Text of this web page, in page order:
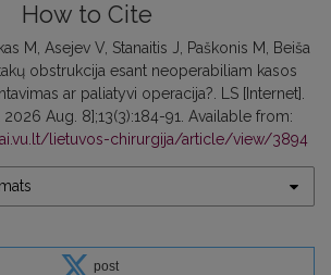
How to Cite
M, Asejev V, Stanaitis J, Paškonis M, Beiša
obstrukcija esant neoperabiliam kasos
ar paliatyvi operacija?. LS [Internet].
2026 Aug. 8];13(3):184-91. Available from:
lietuvos-chirurgija/article/view/3894
post